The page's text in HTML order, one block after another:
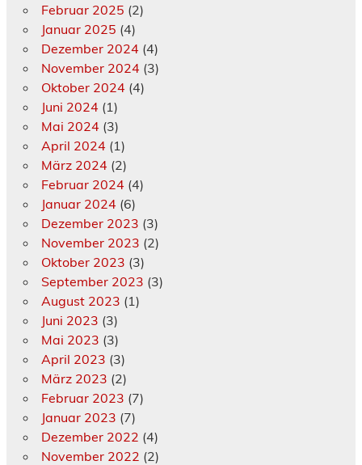
Februar 2025 (2)
Januar 2025 (4)
Dezember 2024 (4)
November 2024 (3)
Oktober 2024 (4)
Juni 2024 (1)
Mai 2024 (3)
April 2024 (1)
März 2024 (2)
Februar 2024 (4)
Januar 2024 (6)
Dezember 2023 (3)
November 2023 (2)
Oktober 2023 (3)
September 2023 (3)
August 2023 (1)
Juni 2023 (3)
Mai 2023 (3)
April 2023 (3)
März 2023 (2)
Februar 2023 (7)
Januar 2023 (7)
Dezember 2022 (4)
November 2022 (2)